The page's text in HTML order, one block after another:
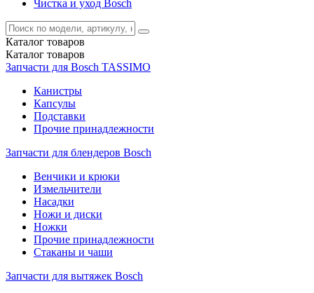
Чистка и уход Bosch
Каталог товаров
Каталог товаров
Запчасти для Bosch TASSIMO
Канистры
Капсулы
Подставки
Прочие принадлежности
Запчасти для блендеров Bosch
Венчики и крюки
Измельчители
Насадки
Ножи и диски
Ножки
Прочие принадлежности
Стаканы и чаши
Запчасти для вытяжек Bosch